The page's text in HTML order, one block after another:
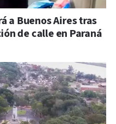
a Buenos Aires tras
de calle en Paraná